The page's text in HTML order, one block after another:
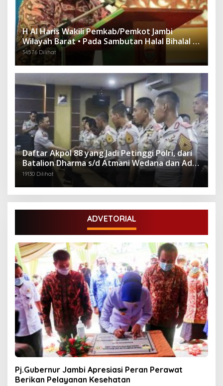
H Al Haris Wakili Pemkab/Pemkot Jambi
Wilayah Barat • Pada Sambutan Halal Bihalal di
Gubernuran
34576 Dilihat
Daftar Akpol 88 yang Jadi Petinggi Polri, dari
Batalion Dharma s/d Atmani Wedana dan Adhi
Pradana
19130 Dilihat
ADVETORIAL
Pj.Gubernur Jambi Apresiasi Peran Perawat
Berikan Pelayanan Kesehatan